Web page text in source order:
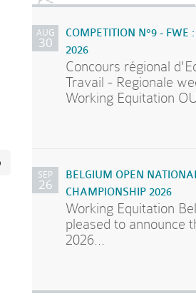
AUG
30
COMPETITION N°9 - FWE
2026
Concours régional
Travail - Regionale
Working Equitation
SEP
26
BELGIUM OPEN
CHAMPIONSHIP 2026
Working Equitation
pleased to announce
2026...